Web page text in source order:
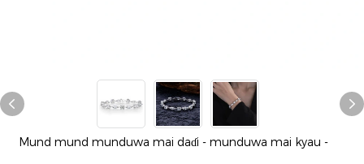
Mund mund munduwa mai daɗi - munduwa mai kyau -